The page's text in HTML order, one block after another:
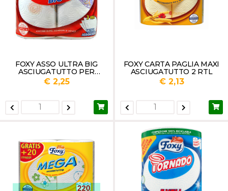
FOXY ASSO ULTRA BIG
ASCIUGATUTTO PER
CUCINA 2 VELI DECORATO
2 MAXI ROTOLI
€ 2,25
FOXY CARTA PAGLIA MAXI
ASCIUGATUTTO 2 RTL
€ 2,13